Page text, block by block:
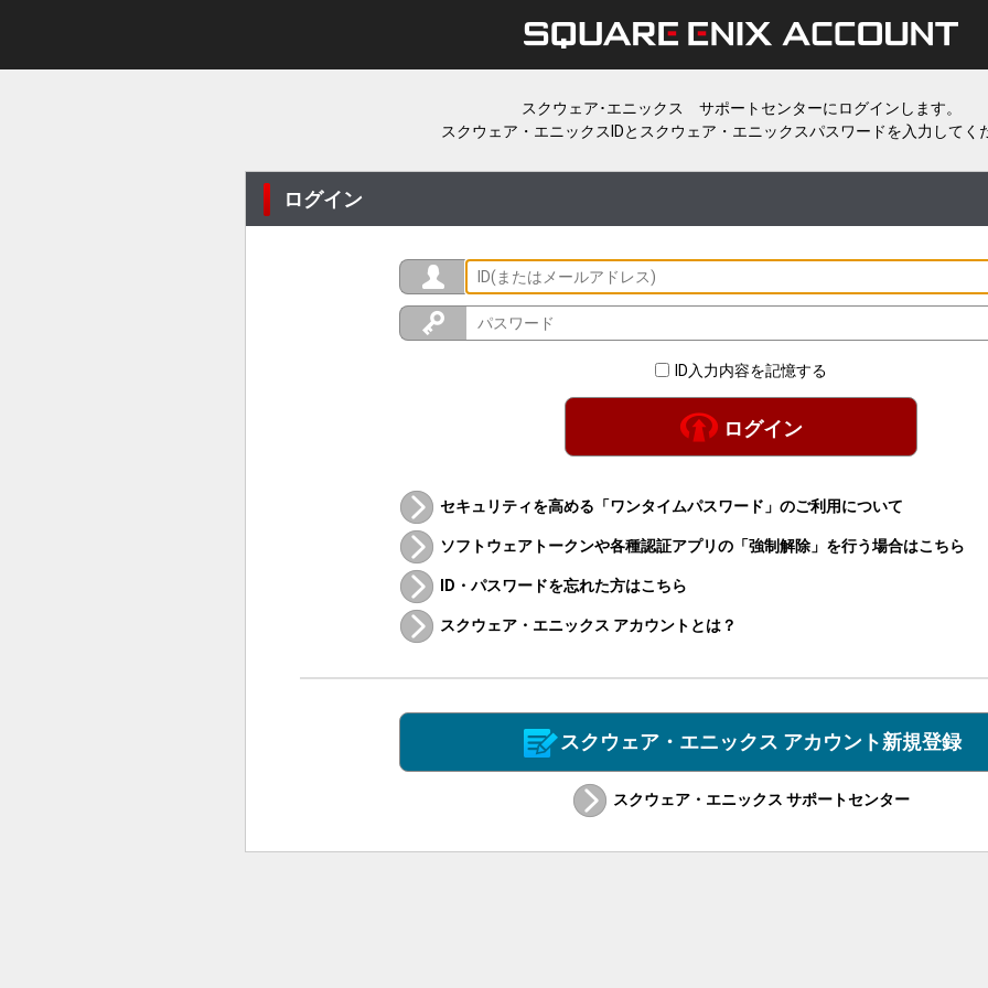
スクウェア･エニックス サポートセンターにログインします。
スクウェア・エニックスIDとスクウェア・エニックスパスワードを入力してく
ログイン
ID入力内容を記憶する
ログイン
セキュリティを高める「ワンタイムパスワード」のご利用について
ソフトウェアトークンや各種認証アプリの「強制解除」を行う場合はこちら
ID・パスワードを忘れた方はこちら
スクウェア・エニックス アカウントとは？
スクウェア・エニックス アカウント新規登録
スクウェア・エニックス サポートセンター